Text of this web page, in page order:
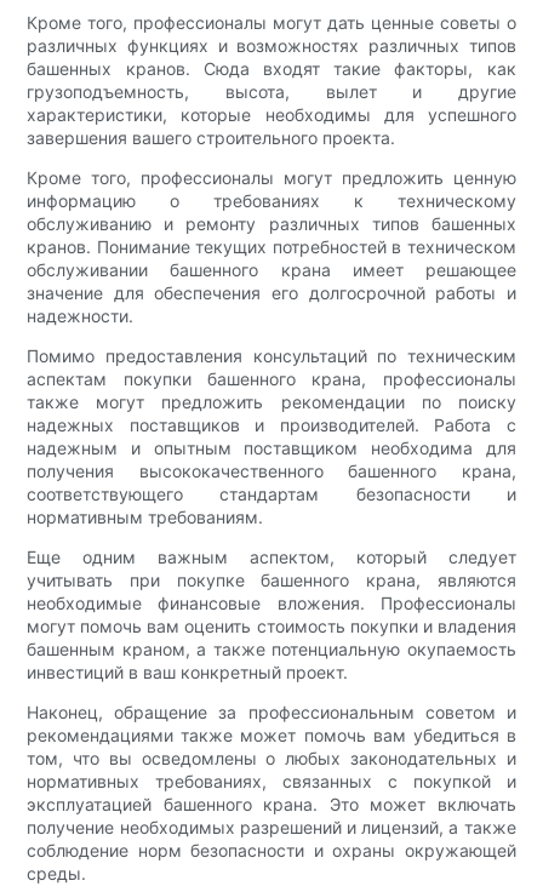
Кроме того, профессионалы могут дать ценные советы о
различных функциях и возможностях различных типов
башенных кранов. Сюда входят такие факторы, как
грузоподъемность, высота, вылет и другие
характеристики, которые необходимы для успешного
завершения вашего строительного проекта.
Кроме того, профессионалы могут предложить ценную
информацию о требованиях к техническому
обслуживанию и ремонту различных типов башенных
кранов. Понимание текущих потребностей в техническом
обслуживании башенного крана имеет решающее
значение для обеспечения его долгосрочной работы и
надежности.
Помимо предоставления консультаций по техническим
аспектам покупки башенного крана, профессионалы
также могут предложить рекомендации по поиску
надежных поставщиков и производителей. Работа с
надежным и опытным поставщиком необходима для
получения высококачественного башенного крана,
соответствующего стандартам безопасности и
нормативным требованиям.
Еще одним важным аспектом, который следует
учитывать при покупке башенного крана, являются
необходимые финансовые вложения. Профессионалы
могут помочь вам оценить стоимость покупки и владения
башенным краном, а также потенциальную окупаемость
инвестиций в ваш конкретный проект.
Наконец, обращение за профессиональным советом и
рекомендациями также может помочь вам убедиться в
том, что вы осведомлены о любых законодательных и
нормативных требованиях, связанных с покупкой и
эксплуатацией башенного крана. Это может включать
получение необходимых разрешений и лицензий, а также
соблюдение норм безопасности и охраны окружающей
среды.